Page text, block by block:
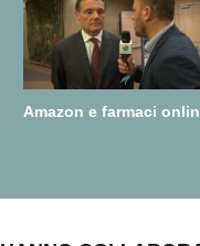
Amazon e farmaci